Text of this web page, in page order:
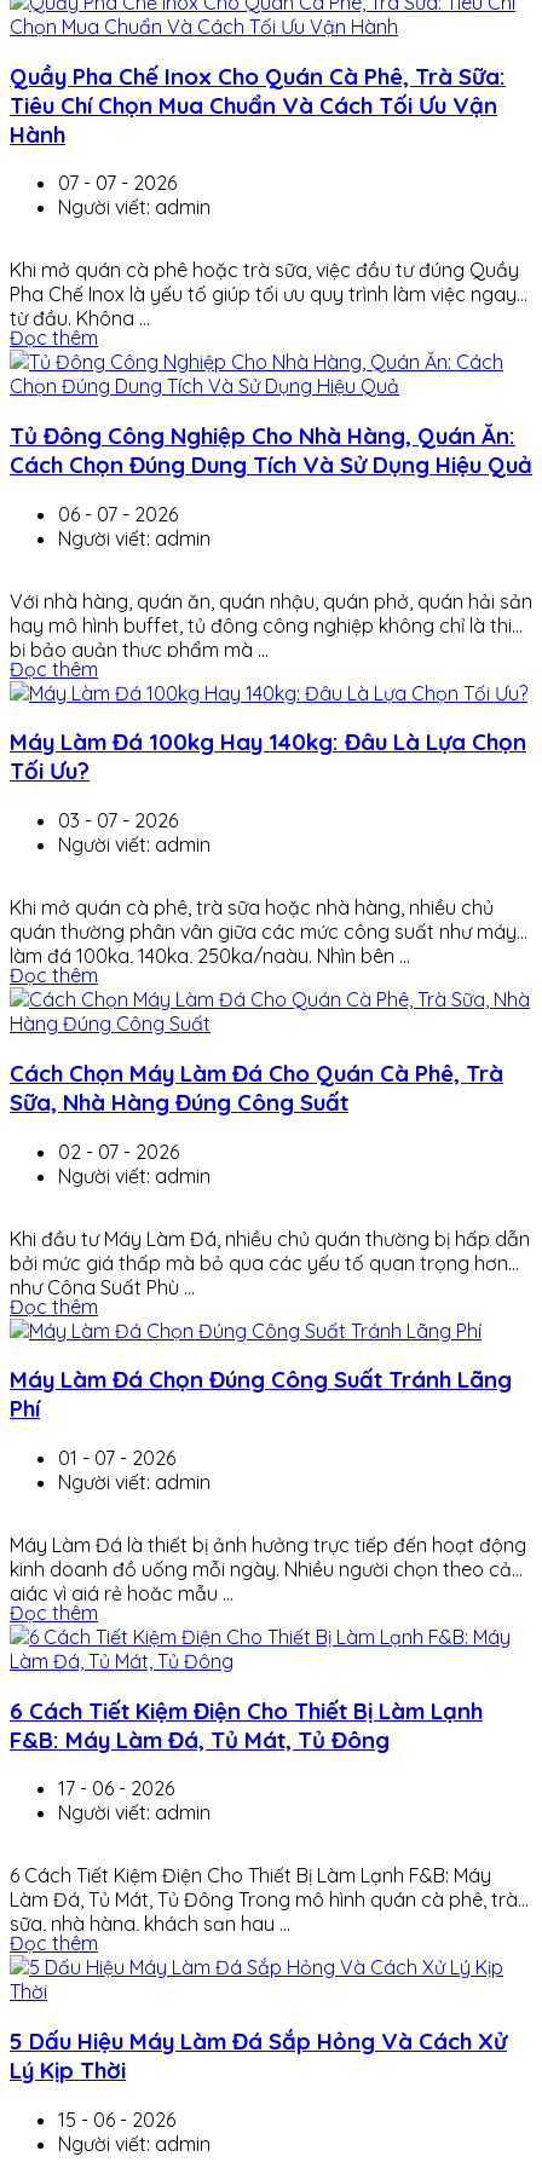
Quầy Pha Chế Inox Cho Quán Cà Phê, Trà Sữa:
Tiêu Chí Chọn Mua Chuẩn Và Cách Tối Ưu Vận
Hành
07 - 07 - 2026
Người viết: admin
Khi mở quán cà phê hoặc trà sữa, việc đầu tư đúng Quầy
Pha Chế Inox là yếu tố giúp tối ưu quy trình làm việc ngay
từ đầu. Không ...
Đọc thêm
Tủ Đông Công Nghiệp Cho Nhà Hàng, Quán Ăn:
Cách Chọn Đúng Dung Tích Và Sử Dụng Hiệu Quả
06 - 07 - 2026
Người viết: admin
Với nhà hàng, quán ăn, quán nhậu, quán phở, quán hải sản
hay mô hình buffet, tủ đông công nghiệp không chỉ là thiết
bị bảo quản thực phẩm mà ...
Đọc thêm
Máy Làm Đá 100kg Hay 140kg: Đâu Là Lựa Chọn
Tối Ưu?
03 - 07 - 2026
Người viết: admin
Khi mở quán cà phê, trà sữa hoặc nhà hàng, nhiều chủ
quán thường phân vân giữa các mức công suất như máy
làm đá 100kg, 140kg, 250kg/ngày. Nhìn bên ...
Đọc thêm
Cách Chọn Máy Làm Đá Cho Quán Cà Phê, Trà
Sữa, Nhà Hàng Đúng Công Suất
02 - 07 - 2026
Người viết: admin
Khi đầu tư Máy Làm Đá, nhiều chủ quán thường bị hấp dẫn
bởi mức giá thấp mà bỏ qua các yếu tố quan trọng hơn
như Công Suất Phù ...
Đọc thêm
Máy Làm Đá Chọn Đúng Công Suất Tránh Lãng
Phí
01 - 07 - 2026
Người viết: admin
Máy Làm Đá là thiết bị ảnh hưởng trực tiếp đến hoạt động
kinh doanh đồ uống mỗi ngày. Nhiều người chọn theo cảm
giác vì giá rẻ hoặc mẫu ...
Đọc thêm
6 Cách Tiết Kiệm Điện Cho Thiết Bị Làm Lạnh
F&B: Máy Làm Đá, Tủ Mát, Tủ Đông
17 - 06 - 2026
Người viết: admin
6 Cách Tiết Kiệm Điện Cho Thiết Bị Làm Lạnh F&B: Máy
Làm Đá, Tủ Mát, Tủ Đông Trong mô hình quán cà phê, trà
sữa, nhà hàng, khách sạn hay ...
Đọc thêm
5 Dấu Hiệu Máy Làm Đá Sắp Hỏng Và Cách Xử
Lý Kịp Thời
15 - 06 - 2026
Người viết: admin